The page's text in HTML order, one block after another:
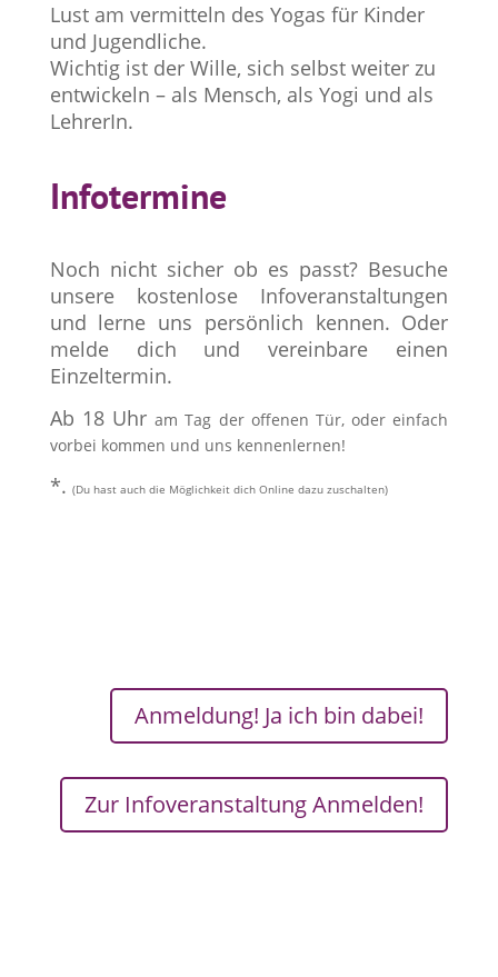
Lust am vermitteln des Yogas für Kinder
und Jugendliche.
Wichtig ist der Wille, sich selbst weiter zu
entwickeln – als Mensch, als Yogi und als
LehrerIn.
Infotermine
Noch nicht sicher ob es passt? Besuche
unsere kostenlose Infoveranstaltungen
und lerne uns persönlich kennen. Oder
melde dich und vereinbare einen
Einzeltermin.
Ab 18 Uhram Tag der offenen Tür, oder einfach
vorbei kommen und uns kennenlernen!
*. (Du hast auch die Möglichkeit dich Online dazu zuschalten)
Anmeldung! Ja ich bin dabei!
Zur Infoveranstaltung Anmelden!